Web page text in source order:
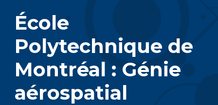
École
Polytechnique de
Montréal : Génie
aérospatial